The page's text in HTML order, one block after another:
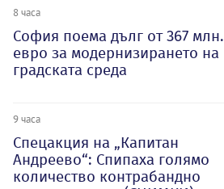
8 часа
София поема дълг от 367 млн.
евро за модернизирането на
градската среда
9 часа
Спецакция на „Капитан
Андреево“: Спипаха голямо
количество контрабандно